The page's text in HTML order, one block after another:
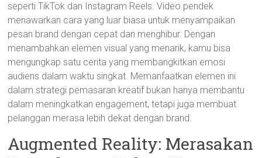
seperti TikTok dan Instagram Reels. Video pendek
menawarkan cara yang luar biasa untuk menyampaikan
pesan brand dengan cepat dan menghibur. Dengan
menambahkan elemen visual yang menarik, kamu bisa
mengungkap satu cerita yang membangkitkan emosi
audiens dalam waktu singkat. Memanfaatkan elemen ini
dalam strategi pemasaran kreatif bukan hanya membantu
dalam meningkatkan engagement, tetapi juga membuat
pelanggan merasa lebih dekat dengan brand.
Augmented Reality: Merasakan